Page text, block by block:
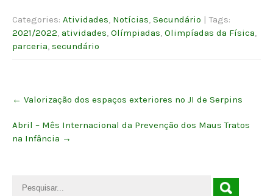
Categories: Atividades, Notícias, Secundário | Tags:
2021/2022, atividades, Olímpiadas, Olimpíadas da Física,
parceria, secundário
navigation
← Valorização dos espaços exteriores no JI de Serpins
Abril – Mês Internacional da Prevenção dos Maus Tratos
na Infância →